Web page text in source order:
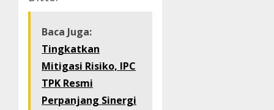
Baca Juga:
Tingkatkan
Mitigasi Risiko, IPC
TPK Resmi
Perpanjang Sinergi